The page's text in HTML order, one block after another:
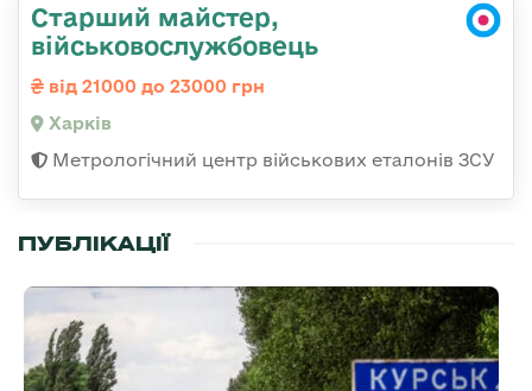
Старший майстер,
військовослужбовець
від 21000 до 23000 грн
Харків
Метрологічний центр військових еталонів ЗСУ
ПУБЛІКАЦІЇ